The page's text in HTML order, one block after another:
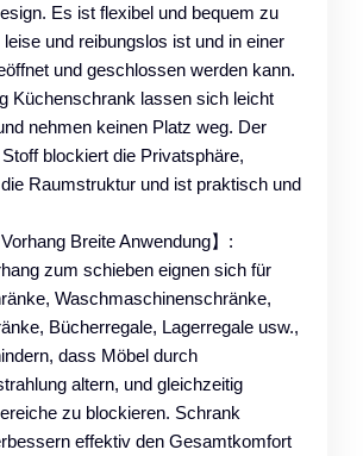
Es ist flexibel und bequem zu
leise und reibungslos ist und in einer
und geschlossen werden kann.
Küchenschrank lassen sich leicht
nehmen keinen Platz weg. Der
blockiert die Privatsphäre,
Raumstruktur und ist praktisch und
Vorhang Breite Anwendung】:
zum schieben eignen sich für
Waschmaschinenschränke,
Bücherregale, Lagerregale usw.,
dass Möbel durch
altern, und gleichzeitig
zu blockieren. Schrank
effektiv den Gesamtkomfort